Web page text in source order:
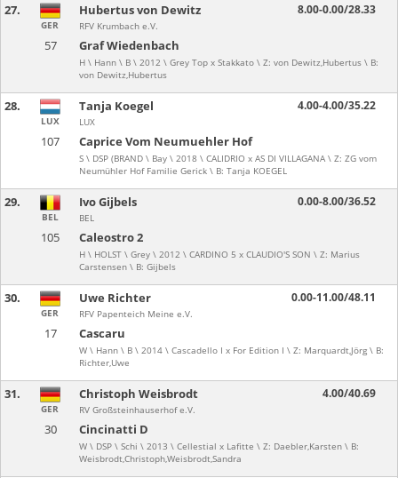
27.
57 Graf Wiedenbach
H \ Hann \ B \ 2012 \ Grey Top x Stakkato \ Z: von Dewitz,Hubertus \ B:
von Dewitz,Hubertus
GER
Hubertus von Dewitz
RFV Krumbach e.V.
8.00-0.00/28.33
28.
107 Caprice Vom Neumuehler Hof
S \ DSP (BRAND \ Bay \ 2018 \ CALIDRIO x AS DI VILLAGANA \ Z: ZG vom
Neumühler Hof Familie Gerick \ B: Tanja KOEGEL
LUX
Tanja Koegel
LUX
4.00-4.00/35.22
29.
105 Caleostro 2
H \ HOLST \ Grey \ 2012 \ CARDINO 5 x CLAUDIO'S SON \ Z: Marius
Carstensen \ B: Gijbels
BEL
Ivo Gijbels
BEL
0.00-8.00/36.52
30.
17 Cascaru
W \ Hann \ B \ 2014 \ Cascadello I x For Edition I \ Z: Marquardt,Jörg \ B:
Richter,Uwe
GER
Uwe Richter
RFV Papenteich Meine e.V.
0.00-11.00/48.11
31.
30 Cincinatti D
W \ DSP \ Schi \ 2013 \ Cellestial x Lafitte \ Z: Daebler,Karsten \ B:
Weisbrodt,Christoph,Weisbrodt,Sandra
GER
Christoph Weisbrodt
RV Großsteinhauserhof e.V.
4.00/40.69